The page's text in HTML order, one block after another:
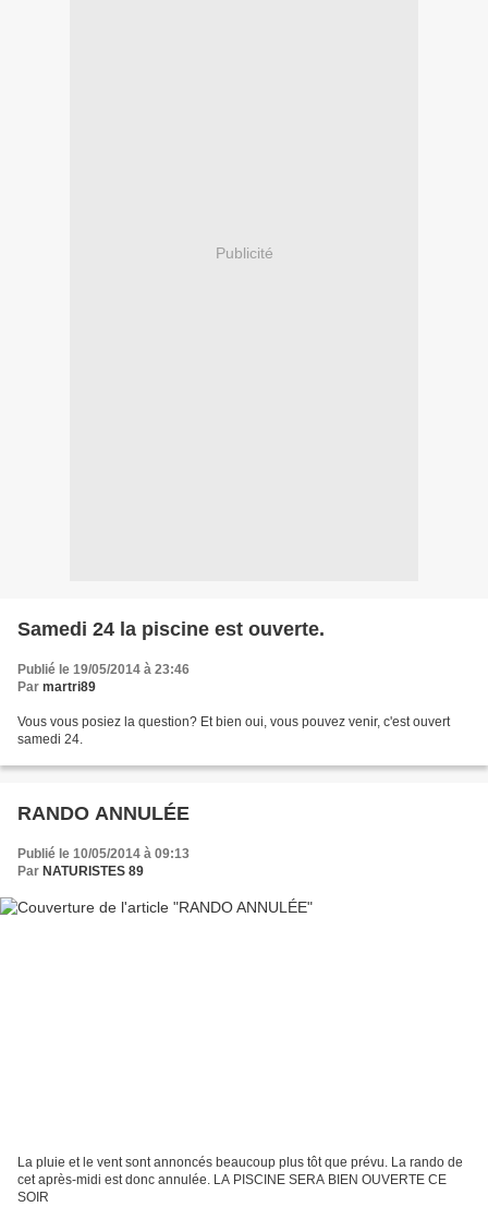
Publicité
Samedi 24 la piscine est ouverte.
Publié le 19/05/2014 à 23:46
Par martri89
Vous vous posiez la question? Et bien oui, vous pouvez venir, c'est ouvert
samedi 24.
RANDO ANNULÉE
Publié le 10/05/2014 à 09:13
Par NATURISTES 89
La pluie et le vent sont annoncés beaucoup plus tôt que prévu. La rando de
cet après-midi est donc annulée. LA PISCINE SERA BIEN OUVERTE CE
SOIR